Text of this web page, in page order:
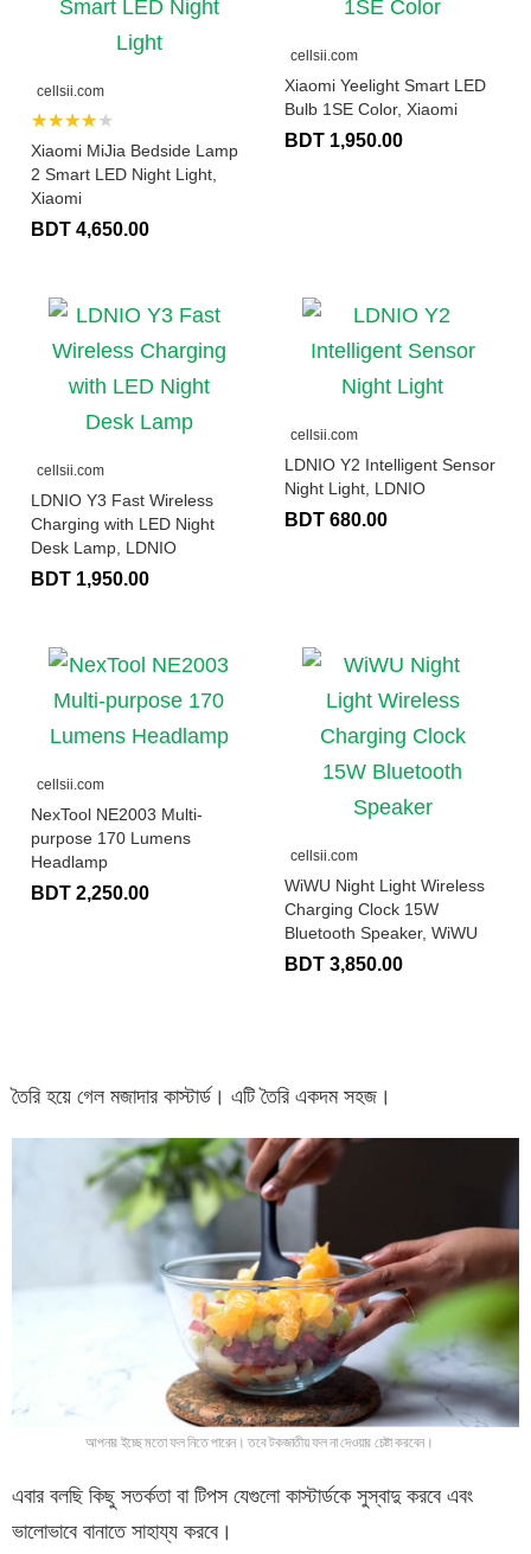
cellsii.com
★★★★★
Xiaomi MiJia Bedside Lamp
2 Smart LED Night Light,
Xiaomi
BDT 4,650.00
cellsii.com
Xiaomi Yeelight Smart LED
Bulb 1SE Color, Xiaomi
BDT 1,950.00
cellsii.com
LDNIO Y3 Fast Wireless
Charging with LED Night
Desk Lamp, LDNIO
BDT 1,950.00
cellsii.com
LDNIO Y2 Intelligent Sensor
Night Light, LDNIO
BDT 680.00
cellsii.com
NexTool NE2003 Multi-
purpose 170 Lumens
Headlamp
BDT 2,250.00
cellsii.com
WiWU Night Light Wireless
Charging Clock 15W
Bluetooth Speaker, WiWU
BDT 3,850.00
তৈরি হয়ে গেল মজাদার কাস্টার্ড। এটি তৈরি একদম সহজ।
আপনার ইচ্ছে মতো ফল নিতে পারেন। তবে টকজাতীয় ফল না দেওয়ার চেষ্টা করবেন।
এবার বলছি কিছু সতর্কতা বা টিপস যেগুলো কাস্টার্ডকে সুস্বাদু করবে এবং
ভালোভাবে বানাতে সাহায্য করবে।